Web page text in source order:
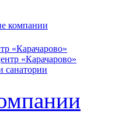
компании
«Карачарово»
санатории